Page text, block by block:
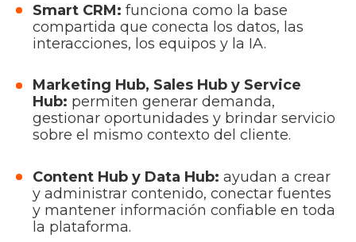
Smart CRM: funciona como la base
compartida que conecta los datos, las
interacciones, los equipos y la IA.
Marketing Hub, Sales Hub y Service
Hub: permiten generar demanda,
gestionar oportunidades y brindar servicio
sobre el mismo contexto del cliente.
Content Hub y Data Hub: ayudan a crear
y administrar contenido, conectar fuentes
y mantener información confiable en toda
la plataforma.